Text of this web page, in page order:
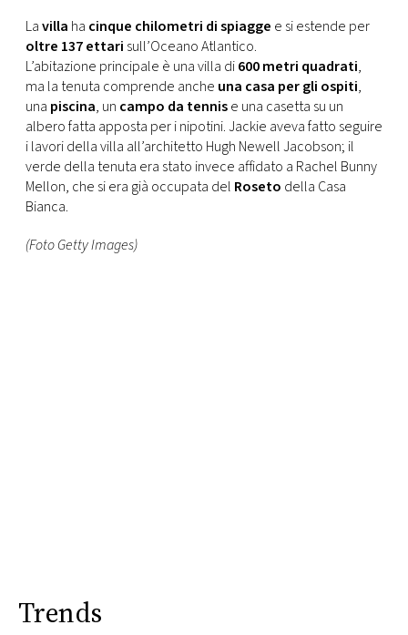
Lavilla ha cinque chilometri di spiagge e si estende per
oltre 137 ettari sull’Oceano Atlantico.
L’abitazione principale è una villa di600 metri quadrati,
ma la tenuta comprende anche una casa per gli ospiti,
una piscina, un campo da tennise una casetta su un
albero fatta apposta per i nipotini. Jackie aveva fatto seguire
i lavori della villa all’architetto Hugh Newell Jacobson; il
verde della tenuta era stato invece affidato a Rachel Bunny
Mellon, che si era già occupata del Roseto della Casa
Bianca.
(Foto Getty Images)
Trends